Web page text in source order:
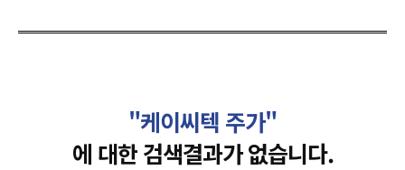
"케이씨텍 주가"
에 대한 검색결과가 없습니다.